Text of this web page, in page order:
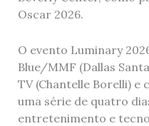
Oscar 2026.
O evento Luminary
Blue/MMF (Dallas
TV (Chantelle Borelli)
uma série de quatro
entretenimento e